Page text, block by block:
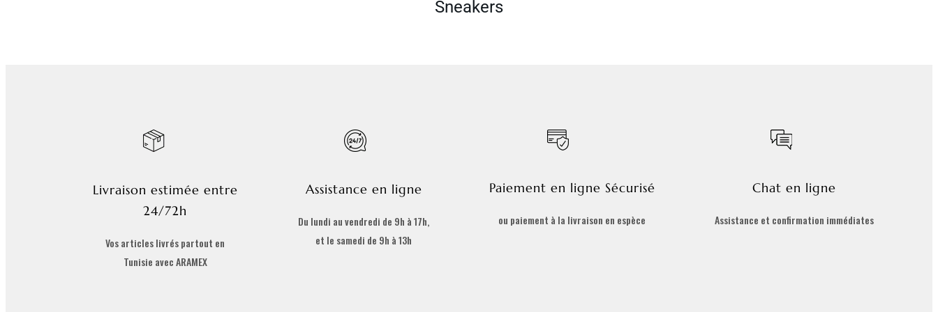
Sneakers
Livraison estimée entre
24/72h
Vos articles livrés partout en
Tunisie avec ARAMEX
Assistance en ligne
Du lundi au vendredi de 9h à 17h,
et le samedi de 9h à 13h
Paiement en ligne Sécurisé
ou paiement à la livraison en espèce
Chat en ligne
Assistance et confirmation immédiates